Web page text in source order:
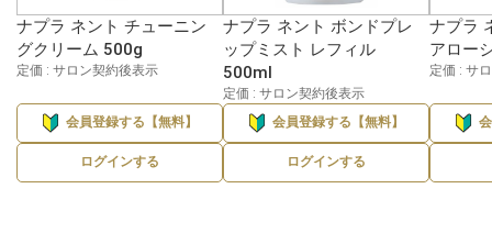
ナプラ ネント チューニン
グクリーム 500g
定価 : サロン契約後表示
会員登録する【無料】
ログインする
ナプラ ネント ボンドプレ
ップミスト レフィル
500ml
定価 : サロン契約後表示
会員登録する【無料】
ログインする
ナプラ
アロー
定価 : サ